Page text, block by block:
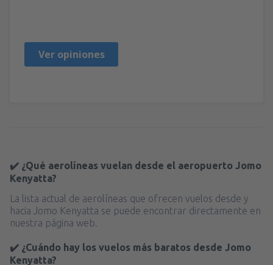
Ver opiniones
✔️ ¿Qué aerolíneas vuelan desde el aeropuerto Jomo
Kenyatta?
La lista actual de aerolíneas que ofrecen vuelos desde y
hacia Jomo Kenyatta se puede encontrar directamente en
nuestra página web.
✔️ ¿Cuándo hay los vuelos más baratos desde Jomo
Kenyatta?